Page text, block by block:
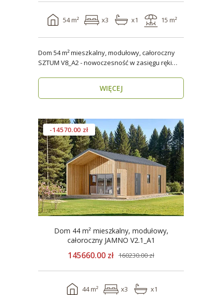
54 m² x3 x1 15 m²
Dom 54 m² mieszkalny, modułowy, całoroczny
SZTUM V8_A2 - nowoczesność w zasięgu ręki
WIĘCEJ
-14570.00 zł
Dom 44 m² mieszkalny, modułowy,
całoroczny JAMNO V2.1_A1
145660.00 zł 160230.00 zł
44 m² x3 x1